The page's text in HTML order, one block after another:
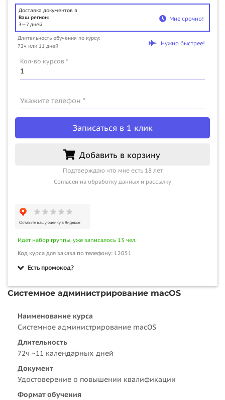
Доставка документов в
Ваш регион:
3—7 дней
Мне срочно!
Длительность обучения по курсу:
72ч или 11 дней
Нужно быстрее!
Кол-во курсов *
Укажите телефон *
Записаться в 1 клик
Добавить в корзину
Подтверждаю что мне есть 18 лет
Согласен на обработку данных и рассылку
Идет набор группы, уже записалось 13 чел.
Код курса для заказа по телефону: 12051
Есть промокод?
Системное администрирование macOS
Наименование курса
Системное администрирование macOS
Длительность
72ч ~11 календарных дней
Документ
Удостоверение о повышении квалификации
Формат обучения